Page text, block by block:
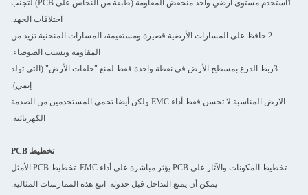
إرسال
1استخدم مستوى أرضي واحد منخفض المقاومة (طبقة من النحاس على PCB) لتجنب
اختلافات الجهد.
2.حافظ على المسارات الأرضية قصيرة ومستقيمة، المسارات المنحنية تزيد من
المقاومة وتسبب الضوضاء.
3ربط الدرع بمسطح الأرض في نقطة واحدة فقط لمنع "حلقات الأرض" (التي تولد
إيمي).
الارض المناسبة لا تحسن فقط أداء EMC ولكن أيضا تحمي المستخدمين من الصدمة
الكهربائية.
تخطيط PCB
تخطيط المكونات والآثار على PCB يؤثر مباشرة على أداء EMC. تخطيط PCB الأمثل
يمكن أن يمنع التداخل قبل حدوثه. اتبع هذه الممارسات المثالية: